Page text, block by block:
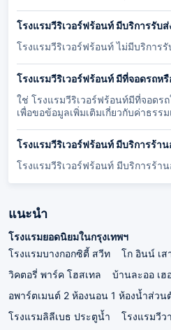
โรงแรมวีริเวอร์ฟร้อนท์ มีบริการรับ
โรงแรมวีริเวอร์ฟร้อนท์ ไม่มีบริการ
โรงแรมวีริเวอร์ฟร้อนท์ มีที่จอดรถหรื
ใช่ โรงแรมวีริเวอร์ฟร้อนท์มีที่จอดร
เพื่อขอข้อมูลเพิ่มเติมเกี่ยวกับค่าธรร
โรงแรมวีริเวอร์ฟร้อนท์ มีบริการร้า
โรงแรมวีริเวอร์ฟร้อนท์ มีบริการร้า
แนะนำ
โรงแรมยอดนิยมในกรุงเทพฯ
โรงแรมบางกอกซิตี้ สวีท
โก อินน์ เส
วิคตอรี่ พาร์ค โฮสเทล
บ้านละออ เฮ
อพาร์ตเมนต์ 2 ห้องนอน 1 ห้องน้ำส่ว
โรงแรมลิลีเบธ ประตูน้ำ
โรงแรมวีว